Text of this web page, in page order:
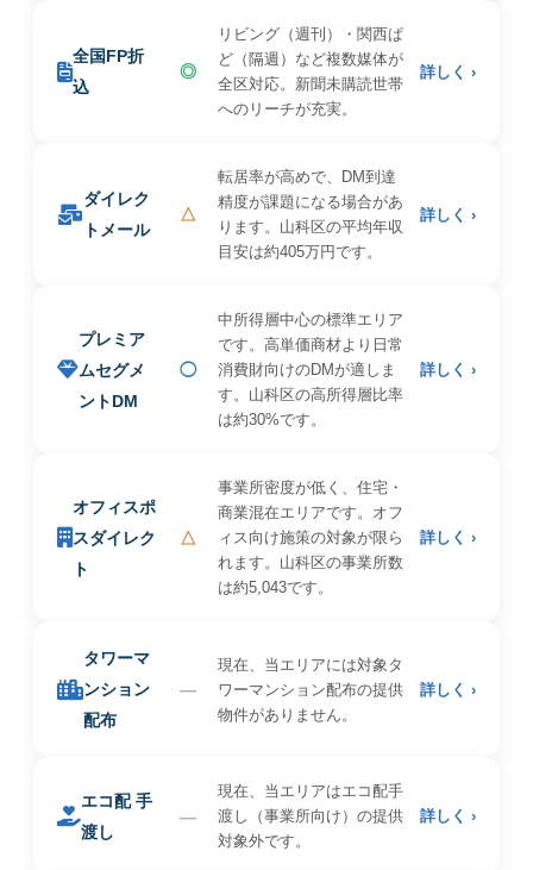
全国FP折
込
◎
リビング（週刊）・関西ぱ
ど（隔週）など複数媒体が
全区対応。新聞未購読世帯
へのリーチが充実。
詳しく ›
ダイレク
トメール
△
転居率が高めで、DM到達
精度が課題になる場合があ
ります。山科区の平均年収
目安は約405万円です。
詳しく ›
プレミア
ムセグメ
ントDM
◯
中所得層中心の標準エリア
です。高単価商材より日常
消費財向けのDMが適しま
す。山科区の高所得層比率
は約30%です。
詳しく ›
オフィスポ
スダイレク
ト
△
事業所密度が低く、住宅・
商業混在エリアです。オフ
ィス向け施策の対象が限ら
れます。山科区の事業所数
は約5,043です。
詳しく ›
タワーマ
ンション
配布
—
現在、当エリアには対象タ
ワーマンション配布の提供
物件がありません。
詳しく ›
エコ配 手
渡し
—
現在、当エリアはエコ配手
渡し（事業所向け）の提供
対象外です。
詳しく ›